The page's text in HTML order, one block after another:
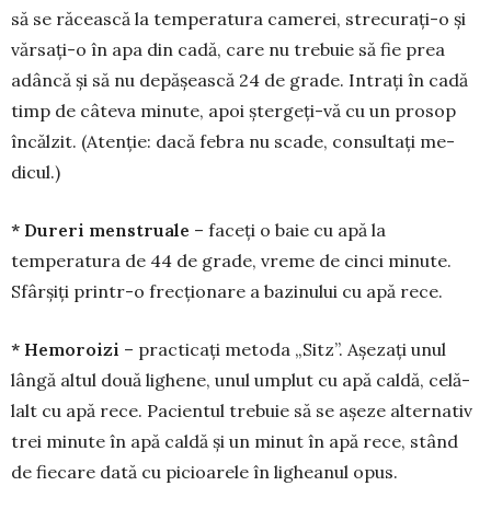
să se răceas­că la temperatura ca­merei, stre­curați-o și
vărsați-o în apa din cadă, care nu trebuie să fie prea
adâncă și să nu depă­șeas­că 24 de grade. Intrați în cadă
timp de câteva mi­nute, apoi șter­geți-vă cu un prosop
încălzit. (Atenție: dacă febra nu scade, consultați me­
dicul.)
* Dureri menstruale – faceți o baie cu apă la
temperatura de 44 de grade, vreme de cinci mi­nute.
Sfârșiți prin­tr-o frecționare a bazinului cu apă rece.
* Hemoroizi – practicați metoda „Sitz”. Așezați unul
lân­gă altul două lighene, unul umplut cu apă cal­dă, ce­lă­
lalt cu apă rece. Pacientul trebuie să se așeze al­ter­na­tiv
trei minute în apă caldă și un minut în apă rece, stând
de fiecare dată cu pi­cioarele în ligheanul opus.